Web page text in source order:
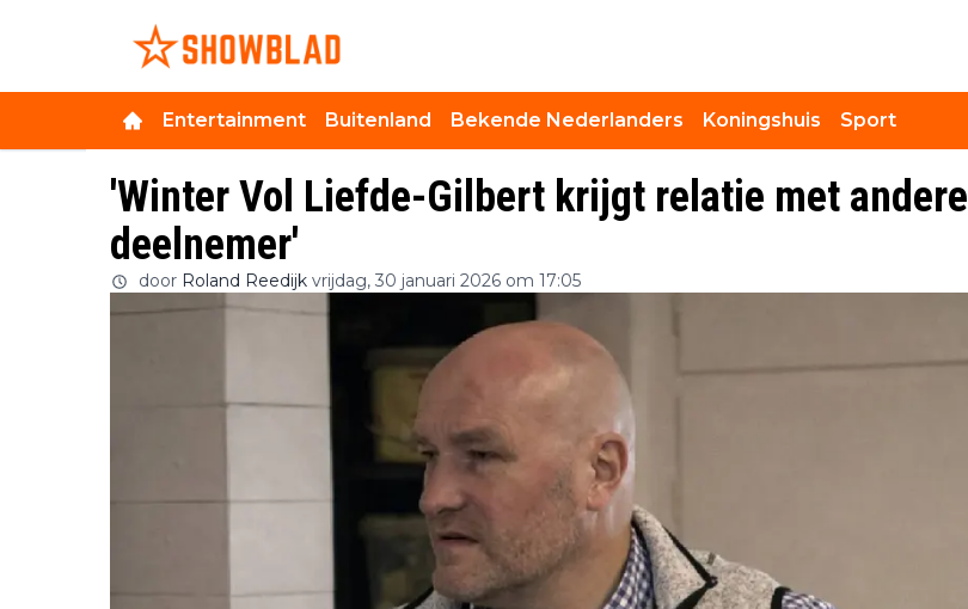
Entertainment Buitenland Bekende Nederlanders Koningshuis Sport
'Winter Vol Liefde-Gilbert krijgt relatie met andere
deelnemer'
door Roland Reedijk vrijdag, 30 januari 2026 om 17:05